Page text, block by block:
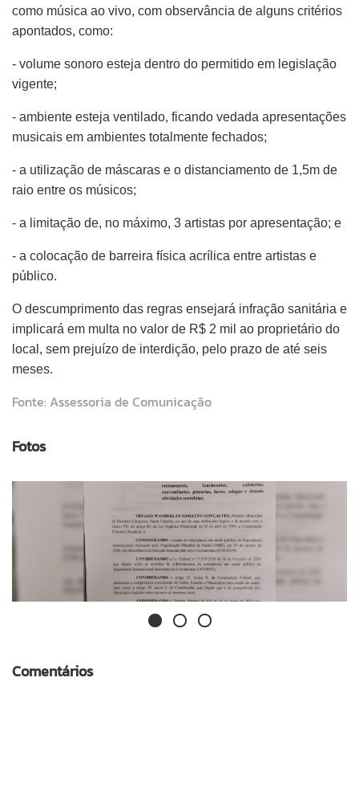
como música ao vivo, com observância de alguns critérios
apontados, como:
- volume sonoro esteja dentro do permitido em legislação
vigente;
- ambiente esteja ventilado, ficando vedada apresentações
musicais em ambientes totalmente fechados;
- a utilização de máscaras e o distanciamento de 1,5m de
raio entre os músicos;
- a limitação de, no máximo, 3 artistas por apresentação; e
- a colocação de barreira física acrílica entre artistas e
público.
O descumprimento das regras ensejará infração sanitária e
implicará em multa no valor de R$ 2 mil ao proprietário do
local, sem prejuízo de interdição, pelo prazo de até seis
meses.
Fonte: Assessoria de Comunicação
Fotos
Comentários